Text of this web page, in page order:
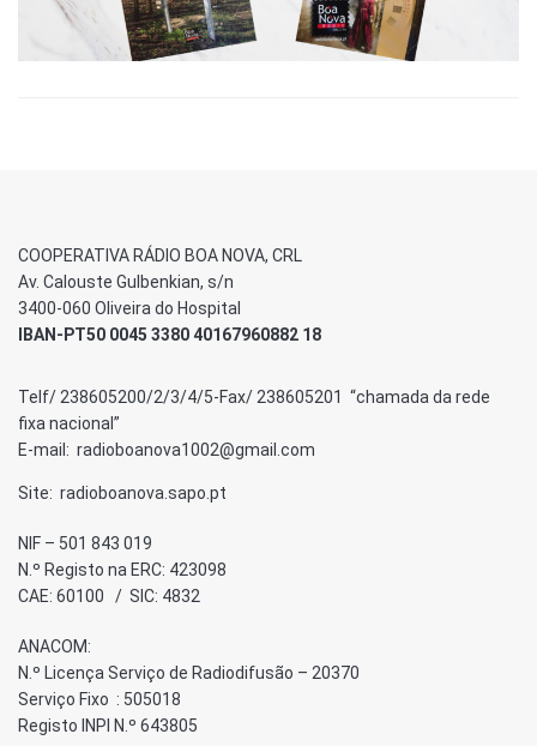
COOPERATIVA RÁDIO BOA NOVA, CRL
Av. Calouste Gulbenkian, s/n
3400-060 Oliveira do Hospital
IBAN-PT50 0045 3380 40167960882 18
Telf/ 238605200/2/3/4/5-Fax/ 238605201 “chamada da rede
fixa nacional”
E-mail: radioboanova1002@gmail.com
Site: radioboanova.sapo.pt
NIF – 501 843 019
N.º Registo na ERC: 423098
CAE: 60100 / SIC: 4832
ANACOM:
N.º Licença Serviço de Radiodifusão – 20370
Serviço Fixo : 505018
Registo INPI N.º 643805